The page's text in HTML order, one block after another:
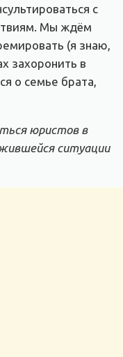
с
Мы ждём
(я знаю,
захоронить в
о семье брата,
юристов в
ситуации